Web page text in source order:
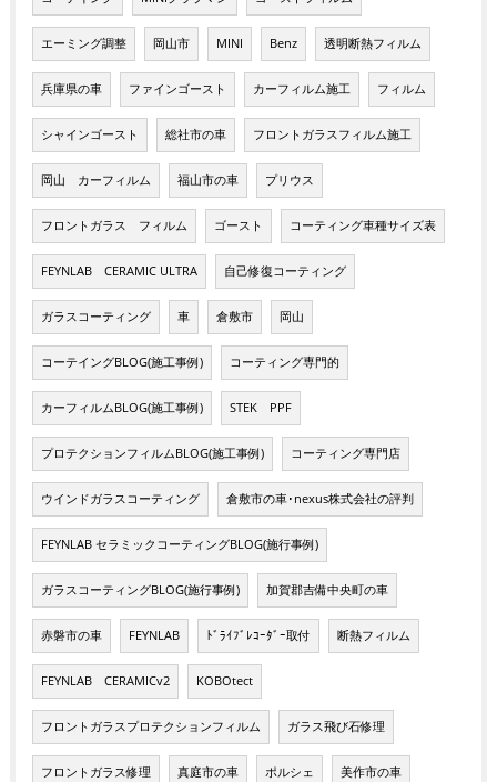
エーミング調整 岡山市 MINI Benz 透明断熱フィルム
兵庫県の車 ファインゴースト カーフィルム施工 フィルム
シャインゴースト 総社市の車 フロントガラスフィルム施工
岡山 カーフィルム 福山市の車 プリウス
フロントガラス フィルム ゴースト コーティング車種サイズ表
FEYNLAB CERAMIC ULTRA 自己修復コーティング
ガラスコーティング 車 倉敷市 岡山
コーテイングBLOG(施工事例) コーティング専門的
カーフィルムBLOG(施工事例) STEK PPF
プロテクションフィルムBLOG(施工事例) コーティング専門店
ウインドガラスコーティング 倉敷市の車･nexus株式会社の評判
FEYNLAB セラミックコーティングBLOG(施行事例)
ガラスコーティングBLOG(施行事例) 加賀郡吉備中央町の車
赤磐市の車 FEYNLAB ﾄﾞﾗｲﾌﾞﾚｺｰﾀﾞｰ取付 断熱フィルム
FEYNLAB CERAMICv2 KOBOtect
フロントガラスプロテクションフィルム ガラス飛び石修理
フロントガラス修理 真庭市の車 ポルシェ 美作市の車